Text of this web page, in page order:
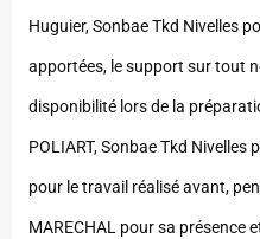
Huguier, Sonbae Tkd Nivelles
apportées, le support sur tout
disponibilité lors de la
POLIART, Sonbae Tkd Nivelles
pour le travail réalisé avant,
MARECHAL pour sa présence